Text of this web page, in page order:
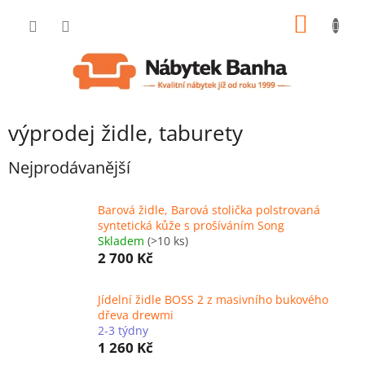
výprodej židle, taburety
Nejprodávanější
Barová židle, Barová stolička polstrovaná
syntetická kůže s prošíváním Song
Skladem (>10 ks)
2 700 Kč
Jídelní židle BOSS 2 z masivního bukového
dřeva drewmi
2-3 týdny
1 260 Kč